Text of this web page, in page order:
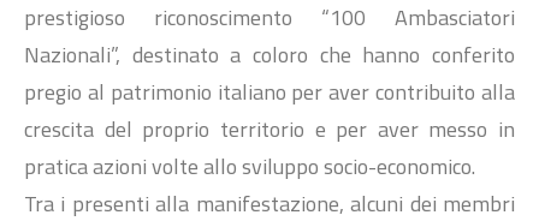
prestigioso riconoscimento “100 Ambasciatori
Nazionali”, destinato a coloro che hanno conferito
pregio al patrimonio italiano per aver contribuito alla
crescita del proprio territorio e per aver messo in
pratica azioni volte allo sviluppo socio-economico.
Tra i presenti alla manifestazione, alcuni dei membri